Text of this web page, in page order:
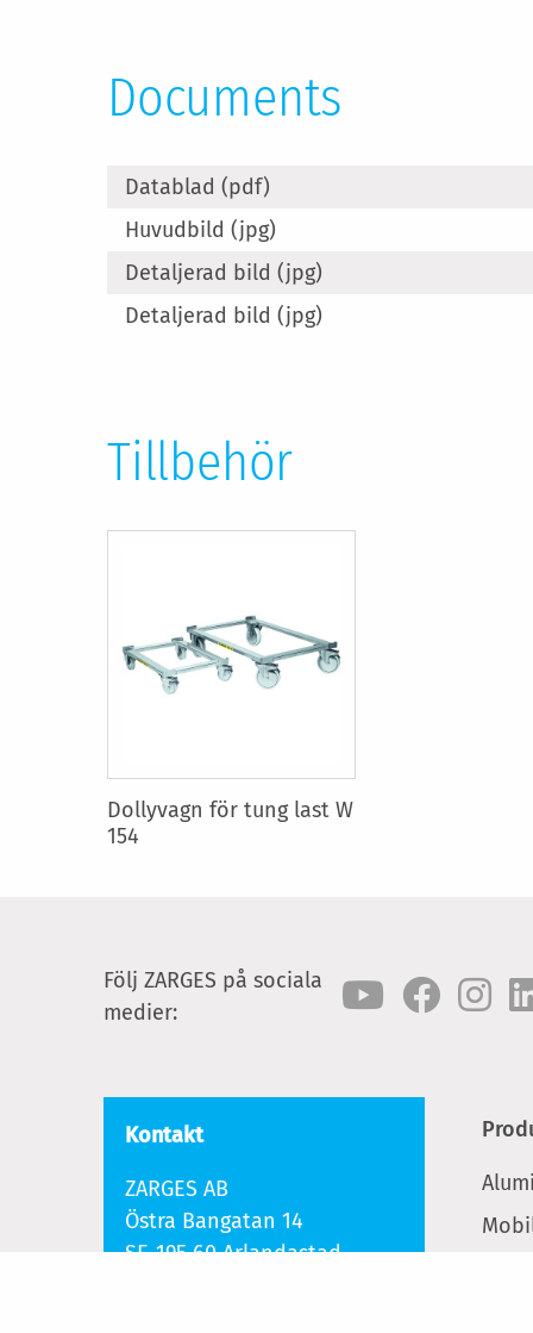
Documents
Datablad (pdf)
Huvudbild (jpg)
Detaljerad bild (jpg)
Detaljerad bild (jpg)
Tillbehör
Dollyvagn för tung last W
154
Följ ZARGES på sociala
medier:
Kontakt
ZARGES AB
Östra Bangatan 14
SE-195 60 Arlandastad